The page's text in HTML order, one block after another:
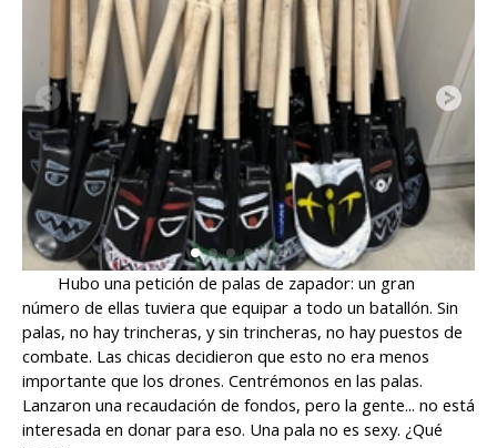
Hubo una petición de palas de zapador: un gran
número de ellas tuviera que equipar a todo un batallón. Sin
palas, no hay trincheras, y sin trincheras, no hay puestos de
combate. Las chicas decidieron que esto no era menos
importante que los drones. Centrémonos en las palas.
Lanzaron una recaudación de fondos, pero la gente... no está
interesada en donar para eso. Una pala no es sexy. ¿Qué